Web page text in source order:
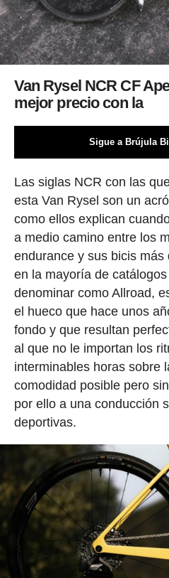
Van Rysel NCR CF
mejor precio con la
Sigue a Brújula
Las siglas NCR con las
esta Van Rysel son un
como ellos explican
a medio camino entre los
endurance y sus bicis
en la mayoría de
denominar como Allroad,
el hueco que hace unos
fondo y que resultan
al que no le importan los
interminables horas sobre
comodidad posible pero
por ello a una conducción
deportivas.